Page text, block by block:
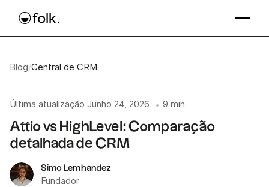
Blog/Central de CRM
Última atualização Junho 24, 2026 • 9 min
Attio vs HighLevel: Comparação
detalhada de CRM
Simo Lemhandez
Fundador